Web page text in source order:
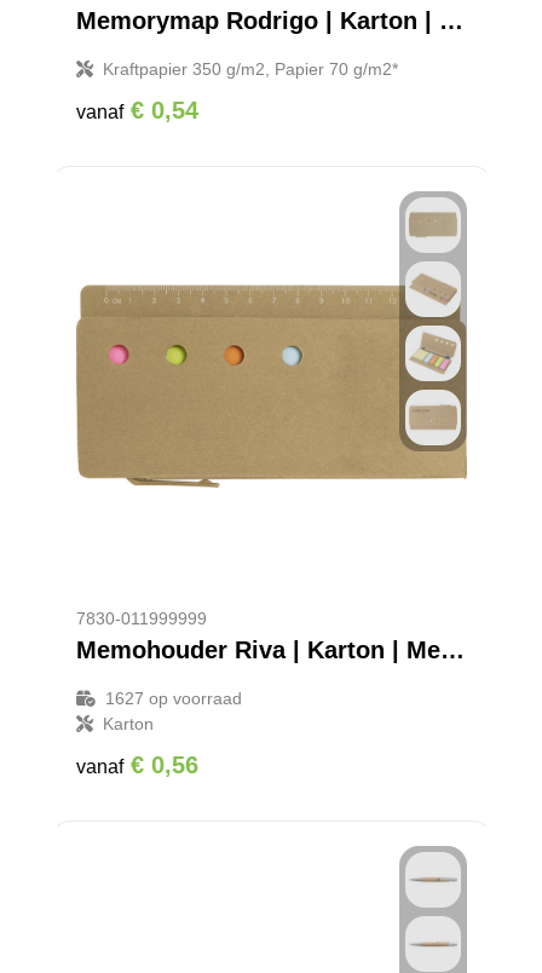
Memorymap Rodrigo | Karton | Met balpen
Kraftpapier 350 g/m2, Papier 70 g/m2*
vanaf € 0,54
7830-011999999
Memohouder Riva | Karton | Met liniaal
1627 op voorraad
Karton
vanaf € 0,56